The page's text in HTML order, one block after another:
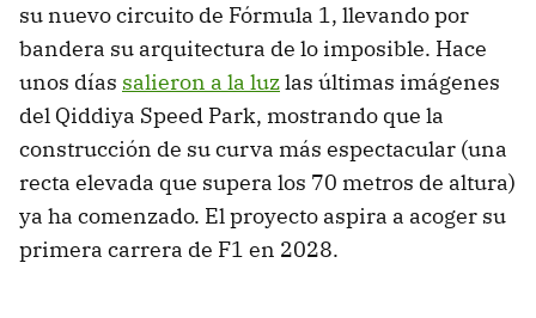
su nuevo circuito de Fórmula 1, llevando por
bandera su arquitectura de lo imposible. Hace
unos días salieron a la luzlas últimas imágenes
del Qiddiya Speed Park, mostrando que la
construcción de su curva más espectacular (una
recta elevada que supera los 70 metros de altura)
ya ha comenzado. El proyecto aspira a acoger su
primera carrera de F1 en 2028.